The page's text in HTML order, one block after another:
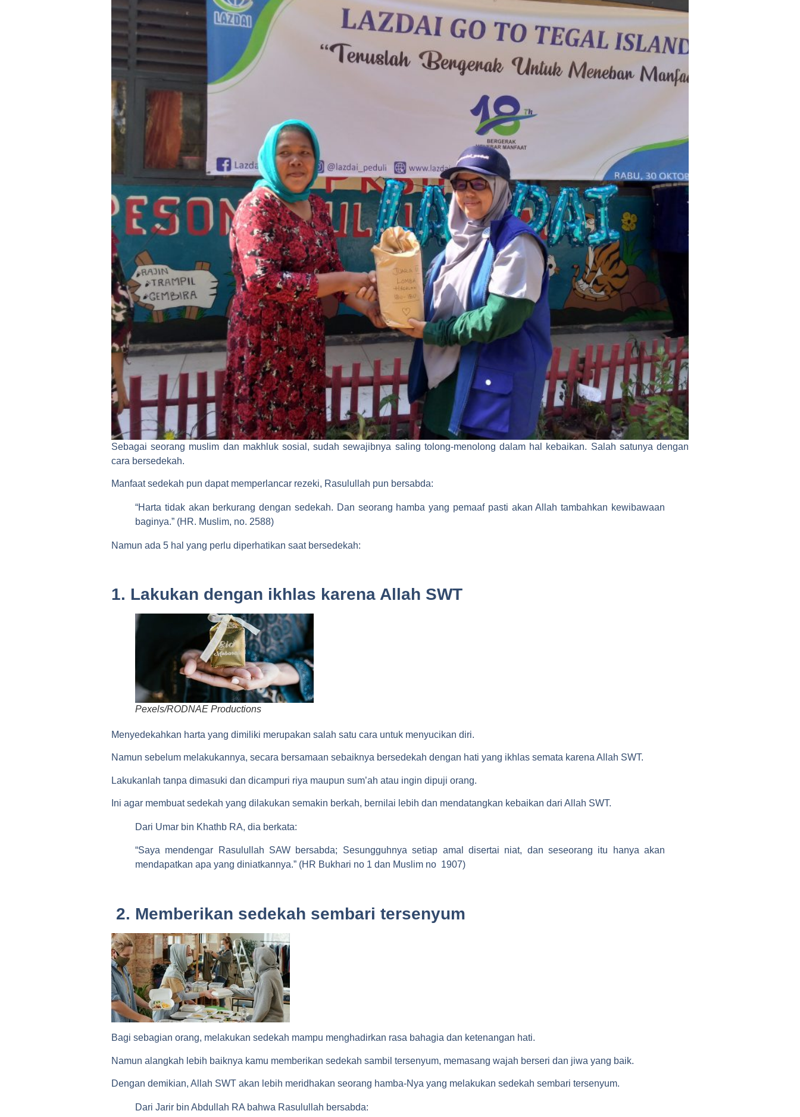
Sebagai seorang muslim dan makhluk sosial, sudah sewajibnya saling tolong-menolong dalam hal kebaikan. Salah satunya dengan
cara bersedekah.
Manfaat sedekah pun dapat memperlancar rezeki, Rasulullah pun bersabda:
“Harta tidak akan berkurang dengan sedekah. Dan seorang hamba yang pemaaf pasti akan Allah tambahkan kewibawaan
baginya.” (HR. Muslim, no. 2588)
Namun ada 5 hal yang perlu diperhatikan saat bersedekah:
1. Lakukan dengan ikhlas karena Allah SWT
Pexels/RODNAE Productions
Menyedekahkan harta yang dimiliki merupakan salah satu cara untuk menyucikan diri.
Namun sebelum melakukannya, secara bersamaan sebaiknya bersedekah dengan hati yang ikhlas semata karena Allah SWT.
Lakukanlah tanpa dimasuki dan dicampuri riya maupun sum’ah atau ingin dipuji orang.
Ini agar membuat sedekah yang dilakukan semakin berkah, bernilai lebih dan mendatangkan kebaikan dari Allah SWT.
Dari Umar bin Khathb RA, dia berkata:
“Saya mendengar Rasulullah SAW bersabda; Sesungguhnya setiap amal disertai niat, dan seseorang itu hanya akan
mendapatkan apa yang diniatkannya.” (HR Bukhari no 1 dan Muslim no 1907)
2. Memberikan sedekah sembari tersenyum
Bagi sebagian orang, melakukan sedekah mampu menghadirkan rasa bahagia dan ketenangan hati.
Namun alangkah lebih baiknya kamu memberikan sedekah sambil tersenyum, memasang wajah berseri dan jiwa yang baik.
Dengan demikian, Allah SWT akan lebih meridhakan seorang hamba-Nya yang melakukan sedekah sembari tersenyum.
Dari Jarir bin Abdullah RA bahwa Rasulullah bersabda: